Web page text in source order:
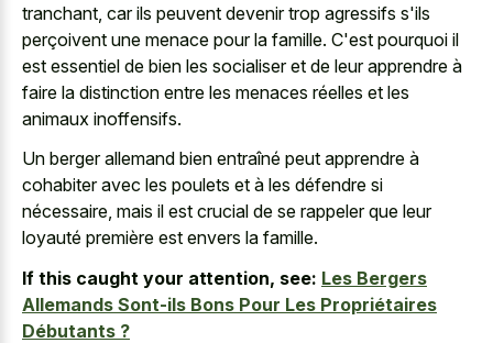
tranchant, car ils peuvent devenir trop agressifs s'ils
perçoivent une menace pour la famille. C'est pourquoi il
est essentiel de bien les socialiser et de leur apprendre à
faire la distinction entre les menaces réelles et les
animaux inoffensifs.
Un berger allemand bien entraîné peut apprendre à
cohabiter avec les poulets et à les défendre si
nécessaire, mais il est crucial de se rappeler que leur
loyauté première est envers la famille.
If this caught your attention, see: Les Bergers
Allemands Sont-ils Bons Pour Les Propriétaires
Débutants ?